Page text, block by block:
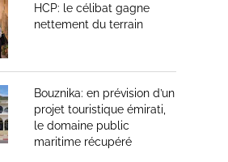
HCP: le célibat gagne
nettement du terrain
Bouznika: en prévision d’un
projet touristique émirati,
le domaine public
maritime récupéré